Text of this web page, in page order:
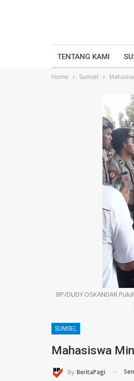
TENTANG KAMI
Home Sumsel
BP/DUDY OSKANDAR
SUMSEL
Mahasiswa
By BeritaPagi